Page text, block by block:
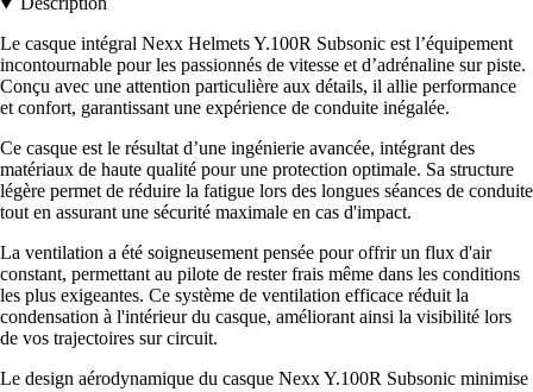
Le casque intégral Nexx Helmets Y.100R Subsonic est l’équipement
incontournable pour les passionnés de vitesse et d’adrénaline sur piste.
Conçu avec une attention particulière aux détails, il allie performance
et confort, garantissant une expérience de conduite inégalée.
Ce casque est le résultat d’une ingénierie avancée, intégrant des
matériaux de haute qualité pour une protection optimale. Sa structure
légère permet de réduire la fatigue lors des longues séances de conduite
tout en assurant une sécurité maximale en cas d'impact.
La ventilation a été soigneusement pensée pour offrir un flux d'air
constant, permettant au pilote de rester frais même dans les conditions
les plus exigeantes. Ce système de ventilation efficace réduit la
condensation à l'intérieur du casque, améliorant ainsi la visibilité lors
de vos trajectoires sur circuit.
Le design aérodynamique du casque Nexx Y.100R Subsonic minimise